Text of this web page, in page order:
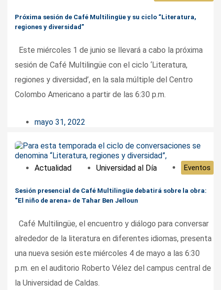
Próxima sesión de Café Multilingüe y su ciclo “Literatura,
regiones y diversidad”
Este miércoles 1 de junio se llevará a cabo la próxima
sesión de Café Multilingüe con el ciclo ‘Literatura,
regiones y diversidad’, en la sala múltiple del Centro
Colombo Americano a partir de las 6:30 p.m.
mayo 31, 2022
Actualidad Universidad al Día Eventos
Sesión presencial de Café Multilingüe debatirá sobre la obra:
“El niño de arena» de Tahar Ben Jelloun
Café Multilingüe, el encuentro y diálogo para conversar
alrededor de la literatura en diferentes idiomas, presenta
una nueva sesión este miércoles 4 de mayo a las 6:30
p.m. en el auditorio Roberto Vélez del campus central de
la Universidad de Caldas.